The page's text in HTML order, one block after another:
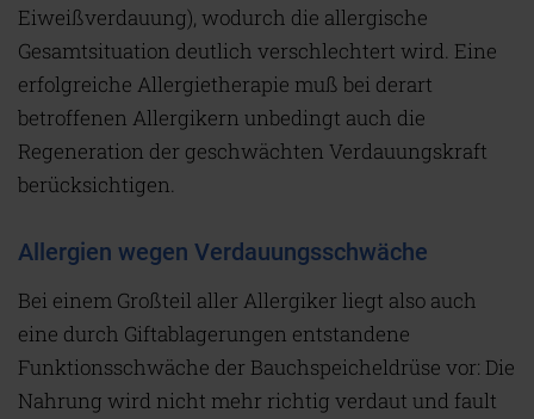
Eiweißverdauung), wodurch die allergische
Gesamtsituation deutlich verschlechtert wird. Eine
erfolgreiche Allergietherapie muß bei derart
betroffenen Allergikern unbedingt auch die
Regeneration der geschwächten Verdauungskraft
berücksichtigen.
Allergien wegen Verdauungsschwäche
Bei einem Großteil aller Allergiker liegt also auch
eine durch Giftablagerungen entstandene
Funktionsschwäche der Bauchspeicheldrüse vor: Die
Nahrung wird nicht mehr richtig verdaut und fault